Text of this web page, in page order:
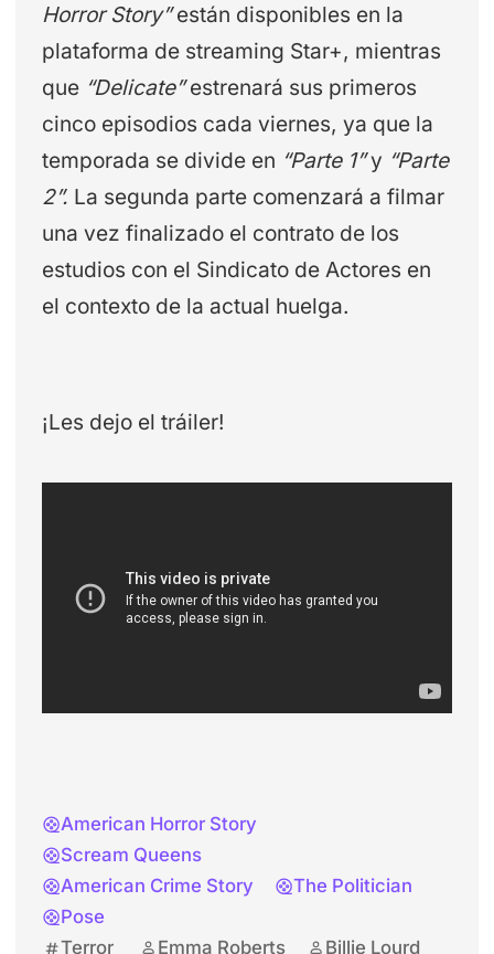
Horror Story”están disponibles en la
plataforma de streaming Star+, mientras
que “Delicate”estrenará sus primeros
cinco episodios cada viernes, ya que la
temporada se divide en “Parte 1”y “Parte
2”. La segunda parte comenzará a filmar
una vez finalizado el contrato de los
estudios con el Sindicato de Actores en
el contexto de la actual huelga.
¡Les dejo el tráiler!
American Horror Story
Scream Queens
American Crime Story
The Politician
Pose
Terror
Emma Roberts
Billie Lourd